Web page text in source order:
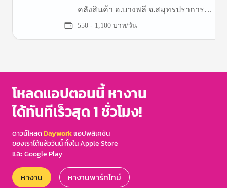
คลังสินค้า อ.บางพลี จ.สมุทรปราการ
(บางนา กม.19)
550 - 1,100 บาท/วัน
of
โหลดแอปตอนนี้ หางาน
ได้ทันทีเร็วสุด 1 ชั่วโมง!
ดาวน์โหลดDayworkแอปพลิเคชัน
ของเราได้แล้ววันนี้ ทั้งใน Apple Store
และ Google Play
หางาน หางานพาร์ทไทม์